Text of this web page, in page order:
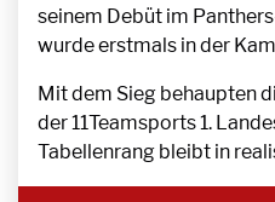
seinem Debüt im
wurde erstmals in der
Mit dem Sieg behaupten
der 11Teamsports 1.
Tabellenrang bleibt in